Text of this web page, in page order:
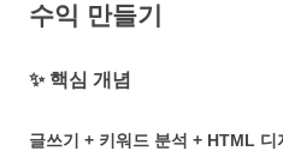
수익 만들기
✨ 핵심 개념
글쓰기 + 키워드 분석 + HTML